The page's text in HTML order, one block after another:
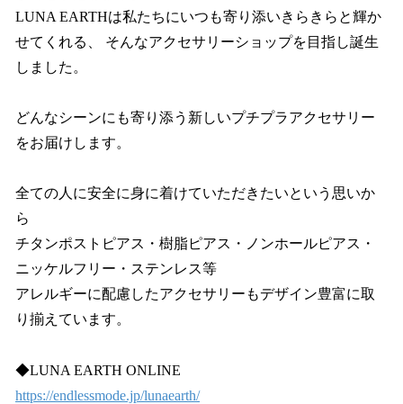
LUNA EARTHは私たちにいつも寄り添いきらきらと輝か
せてくれる、 そんなアクセサリーショップを目指し誕生
しました。
どんなシーンにも寄り添う新しいプチプラアクセサリー
をお届けします。
全ての人に安全に身に着けていただきたいという思いか
ら
チタンポストピアス・樹脂ピアス・ノンホールピアス・
ニッケルフリー・ステンレス等
アレルギーに配慮したアクセサリーもデザイン豊富に取
り揃えています。
◆LUNA EARTH ONLINE
https://endlessmode.jp/lunaearth/